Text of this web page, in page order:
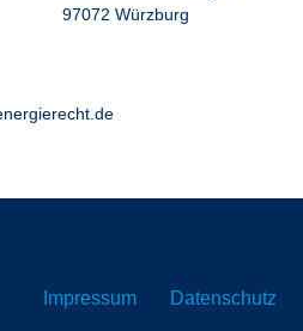
97072 Würzburg
Impressum Datenschutz